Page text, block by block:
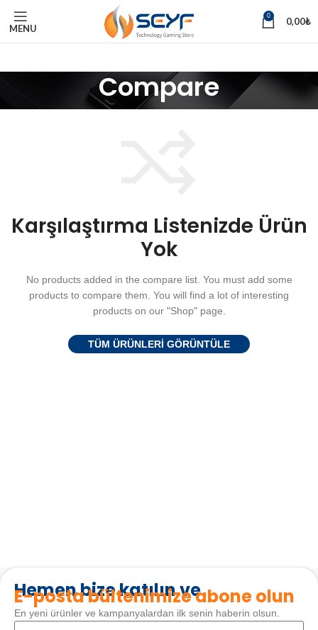
MENU
0 0,00₺
Compare
Karşılaştırma Listenizde Ürün
Yok
No products added in the compare list. You must add some
products to compare them. You will find a lot of interesting
products on our "Shop" page.
TÜM ÜRÜNLERI GÖRÜNTÜLE
Hemen bize katılın ve
E-posta bültenimize abone olun
En yeni ürünler ve kampanyalardan ilk senin haberin olsun.